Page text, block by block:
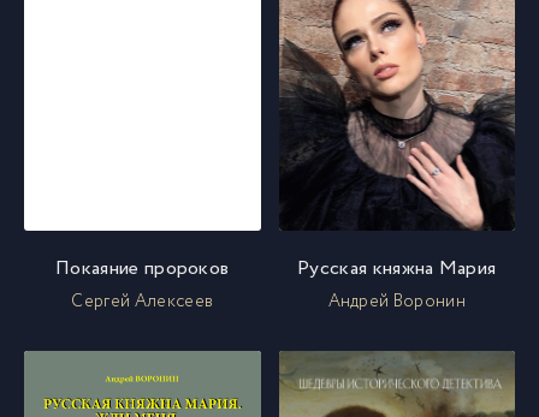
Покаяние пророков
Сергей Алексеев
Русская княжна Мария
Андрей Воронин